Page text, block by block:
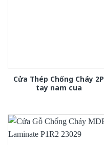
Cửa Thép Chống Cháy 2P
tay nam cua